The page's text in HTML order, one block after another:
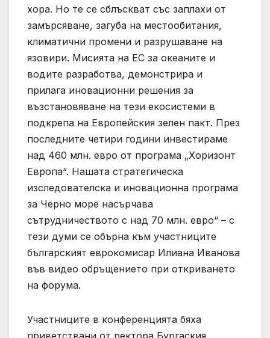
хора. Но те се сблъскват със заплахи от
замърсяване, загуба на местообитания,
климатични промени и разрушаване на
язовири. Мисията на ЕС за океаните и
водите разработва, демонстрира и
прилага иновационни решения за
възстановяване на тези екосистеми в
подкрепа на Европейския зелен пакт. През
последните четири години инвестираме
над 460 млн. евро от програма „Хоризонт
Европа“. Нашата стратегическа
изследователска и иновационна програма
за Черно море насърчава
сътрудничеството с над 70 млн. евро“ – с
тези думи се обърна към участниците
българският еврокомисар Илиана Иванова
във видео обръщението при откриването
на форума.
Участниците в конференцията бяха